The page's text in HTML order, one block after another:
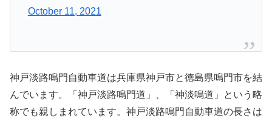
October 11, 2021
神戸淡路鳴門自動車道は兵庫県神戸市と徳島県鳴門市を結
んでいます。「神戸淡路鳴門道」、「神淡鳴道」という略
称でも親しまれています。神戸淡路鳴門自動車道の長さは